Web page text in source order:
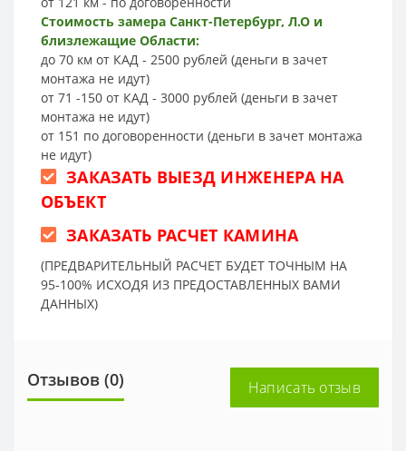
Стоимость замера Санкт-Петербург, Л.О и
близлежащие Области:
до 70 км от КАД - 2500 рублей (деньги в зачет
монтажа не идут)
от 71 -150 от КАД - 3000 рублей (деньги в зачет
монтажа не идут)
от 151 по договоренности (деньги в зачет монтажа
не идут)
ЗАКАЗАТЬ ВЫЕЗД ИНЖЕНЕРА НА
ОБЪЕКТ
ЗАКАЗАТЬ РАСЧЕТ КАМИНА
(ПРЕДВАРИТЕЛЬНЫЙ РАСЧЕТ БУДЕТ ТОЧНЫМ НА
95-100% ИСХОДЯ ИЗ ПРЕДОСТАВЛЕННЫХ ВАМИ
ДАННЫХ)
Отзывов (0) Написать отзыв